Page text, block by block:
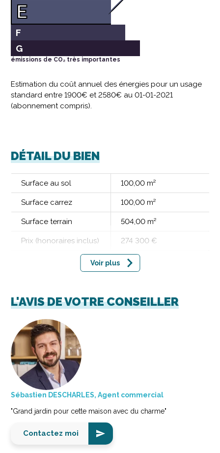
E
F
G
émissions de CO₂ très importantes
Estimation du coût annuel des énergies pour un usage
standard entre 1900€ et 2580€ au 01-01-2021
(abonnement compris).
DÉTAIL DU BIEN
Surface au sol 100,00 m²
Surface carrez 100,00 m²
Surface terrain 504,00 m²
Prix (honoraires inclus) 274 300 €
Voir plus
L'AVIS DE VOTRE CONSEILLER
Sébastien DESCHARLES, Agent commercial
"Grand jardin pour cette maison avec du charme"
Contactez moi